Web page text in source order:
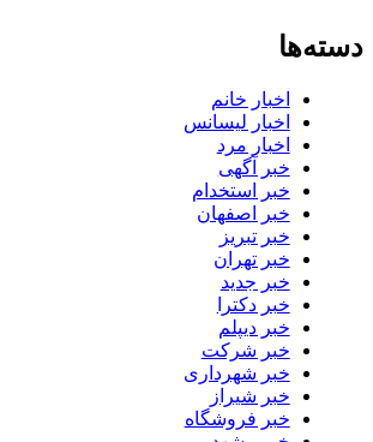
دسته‌ها
اخبار خانم
اخبار لیسانس
اخبار مرد
خبر آگهی
خبر استخدام
خبر اصفهان
خبر تبریز
خبر تهران
خبر جدید
خبر دکترا
خبر دیپلم
خبر شرکت
خبر شهرداری
خبر شیراز
خبر فروشگاه